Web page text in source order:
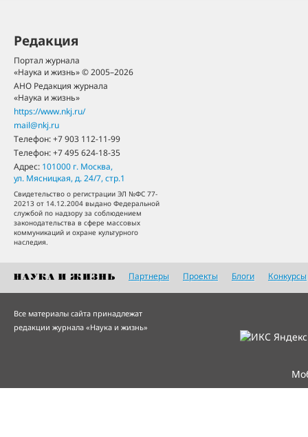
Редакция
Портал журнала
«Наука и жизнь» © 2005–2026
АНО Редакция журнала
«Наука и жизнь»
https://www.nkj.ru/
mail@nkj.ru
Телефон:+7 903 112-11-99
Телефон:+7 495 624-18-35
Адрес: 101000 г. Москва,
ул. Мясницкая, д. 24/7, стр.1
Свидетельство о регистрации ЭЛ №ФС 77-
20213 от 14.12.2004 выдано Федеральной
службой по надзору за соблюдением
законодательства в сфере массовых
коммуникаций и охране культурного
наследия.
Партнеры Проекты Блоги Конкурсы
Все материалы сайта принадлежат
редакции журнала «Наука и жизнь»